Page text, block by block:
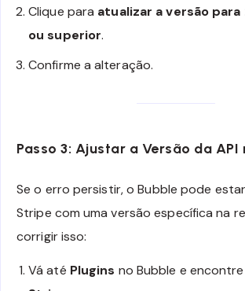
Clique para atualizar a versão
ou superior.
Confirme a alteração.
Passo 3: Ajustar a Versão da API
Se o erro persistir, o Bubble pode
Stripe com uma versão específica na
corrigir isso:
Vá até Plugins no Bubble e